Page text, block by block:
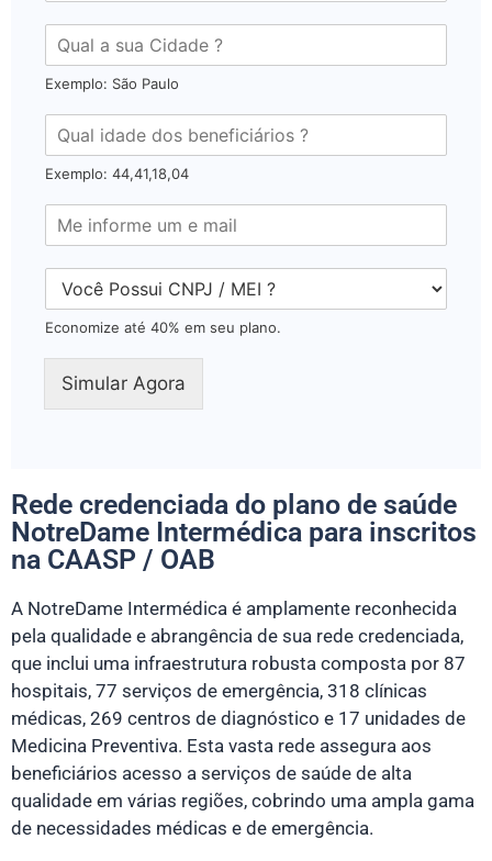
Exemplo: São Paulo
Exemplo: 44,41,18,04
Economize até 40% em seu plano.
Simular Agora
Rede credenciada do plano de saúde
NotreDame Intermédica para inscritos
na CAASP / OAB
A NotreDame Intermédica é amplamente reconhecida
pela qualidade e abrangência de sua rede credenciada,
que inclui uma infraestrutura robusta composta por 87
hospitais, 77 serviços de emergência, 318 clínicas
médicas, 269 centros de diagnóstico e 17 unidades de
Medicina Preventiva. Esta vasta rede assegura aos
beneficiários acesso a serviços de saúde de alta
qualidade em várias regiões, cobrindo uma ampla gama
de necessidades médicas e de emergência.